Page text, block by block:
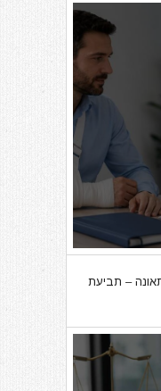
– תביעת